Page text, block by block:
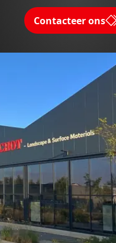
Contacteer ons